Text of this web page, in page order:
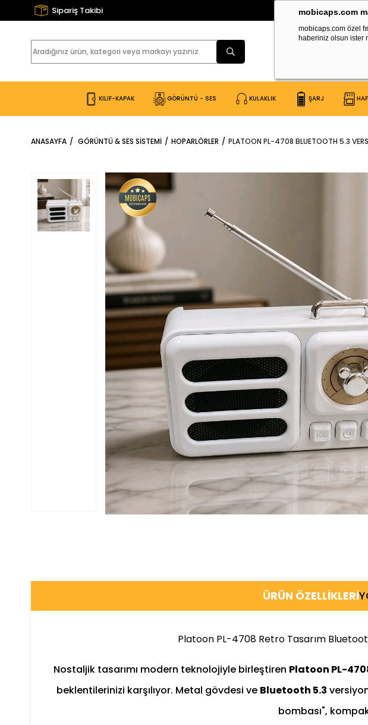
mobicaps.com
mobicaps.com özel
haberiniz olsun ister
Sipariş Takibi
KILIF-KAPAK GÖRÜNTÜ - SES KULAKLIK ŞARJ
ANASAYFA GÖRÜNTÜ & SES SİSTEMİ HOPARLÖRLER PLATOON PL-4708 BLUETOOTH 5.3
ÜRÜN ÖZELLIKLERI
Platoon PL-4708 Retro Tasarım
Nostaljik tasarımı modern teknolojiyle birleştiren Platoon PL-
beklentilerinizi karşılıyor. Metal gövdesi ve Bluetooth 5.3
bombası",